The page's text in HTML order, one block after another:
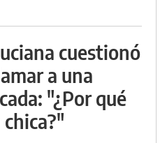
cuestionó
a una
"¿Por qué